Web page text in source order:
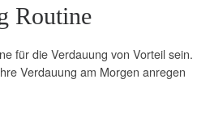
Routine
für die Verdauung von Vorteil sein.
Verdauung am Morgen anregen